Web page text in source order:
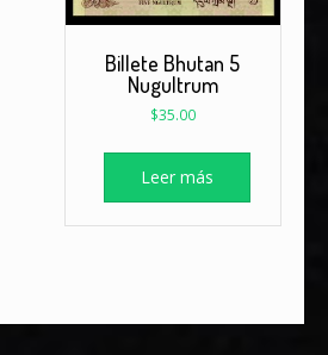
Billete Bhutan 5
Nugultrum
$35.00
Leer más